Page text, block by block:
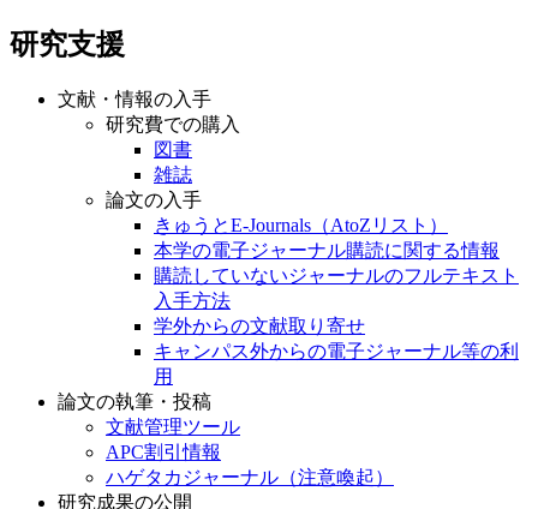
研究支援
文献・情報の入手
研究費での購入
図書
雑誌
論文の入手
きゅうとE-Journals（AtoZリスト）
本学の電子ジャーナル購読に関する情報
購読していないジャーナルのフルテキスト
入手方法
学外からの文献取り寄せ
キャンパス外からの電子ジャーナル等の利
用
論文の執筆・投稿
文献管理ツール
APC割引情報
ハゲタカジャーナル（注意喚起）
研究成果の公開